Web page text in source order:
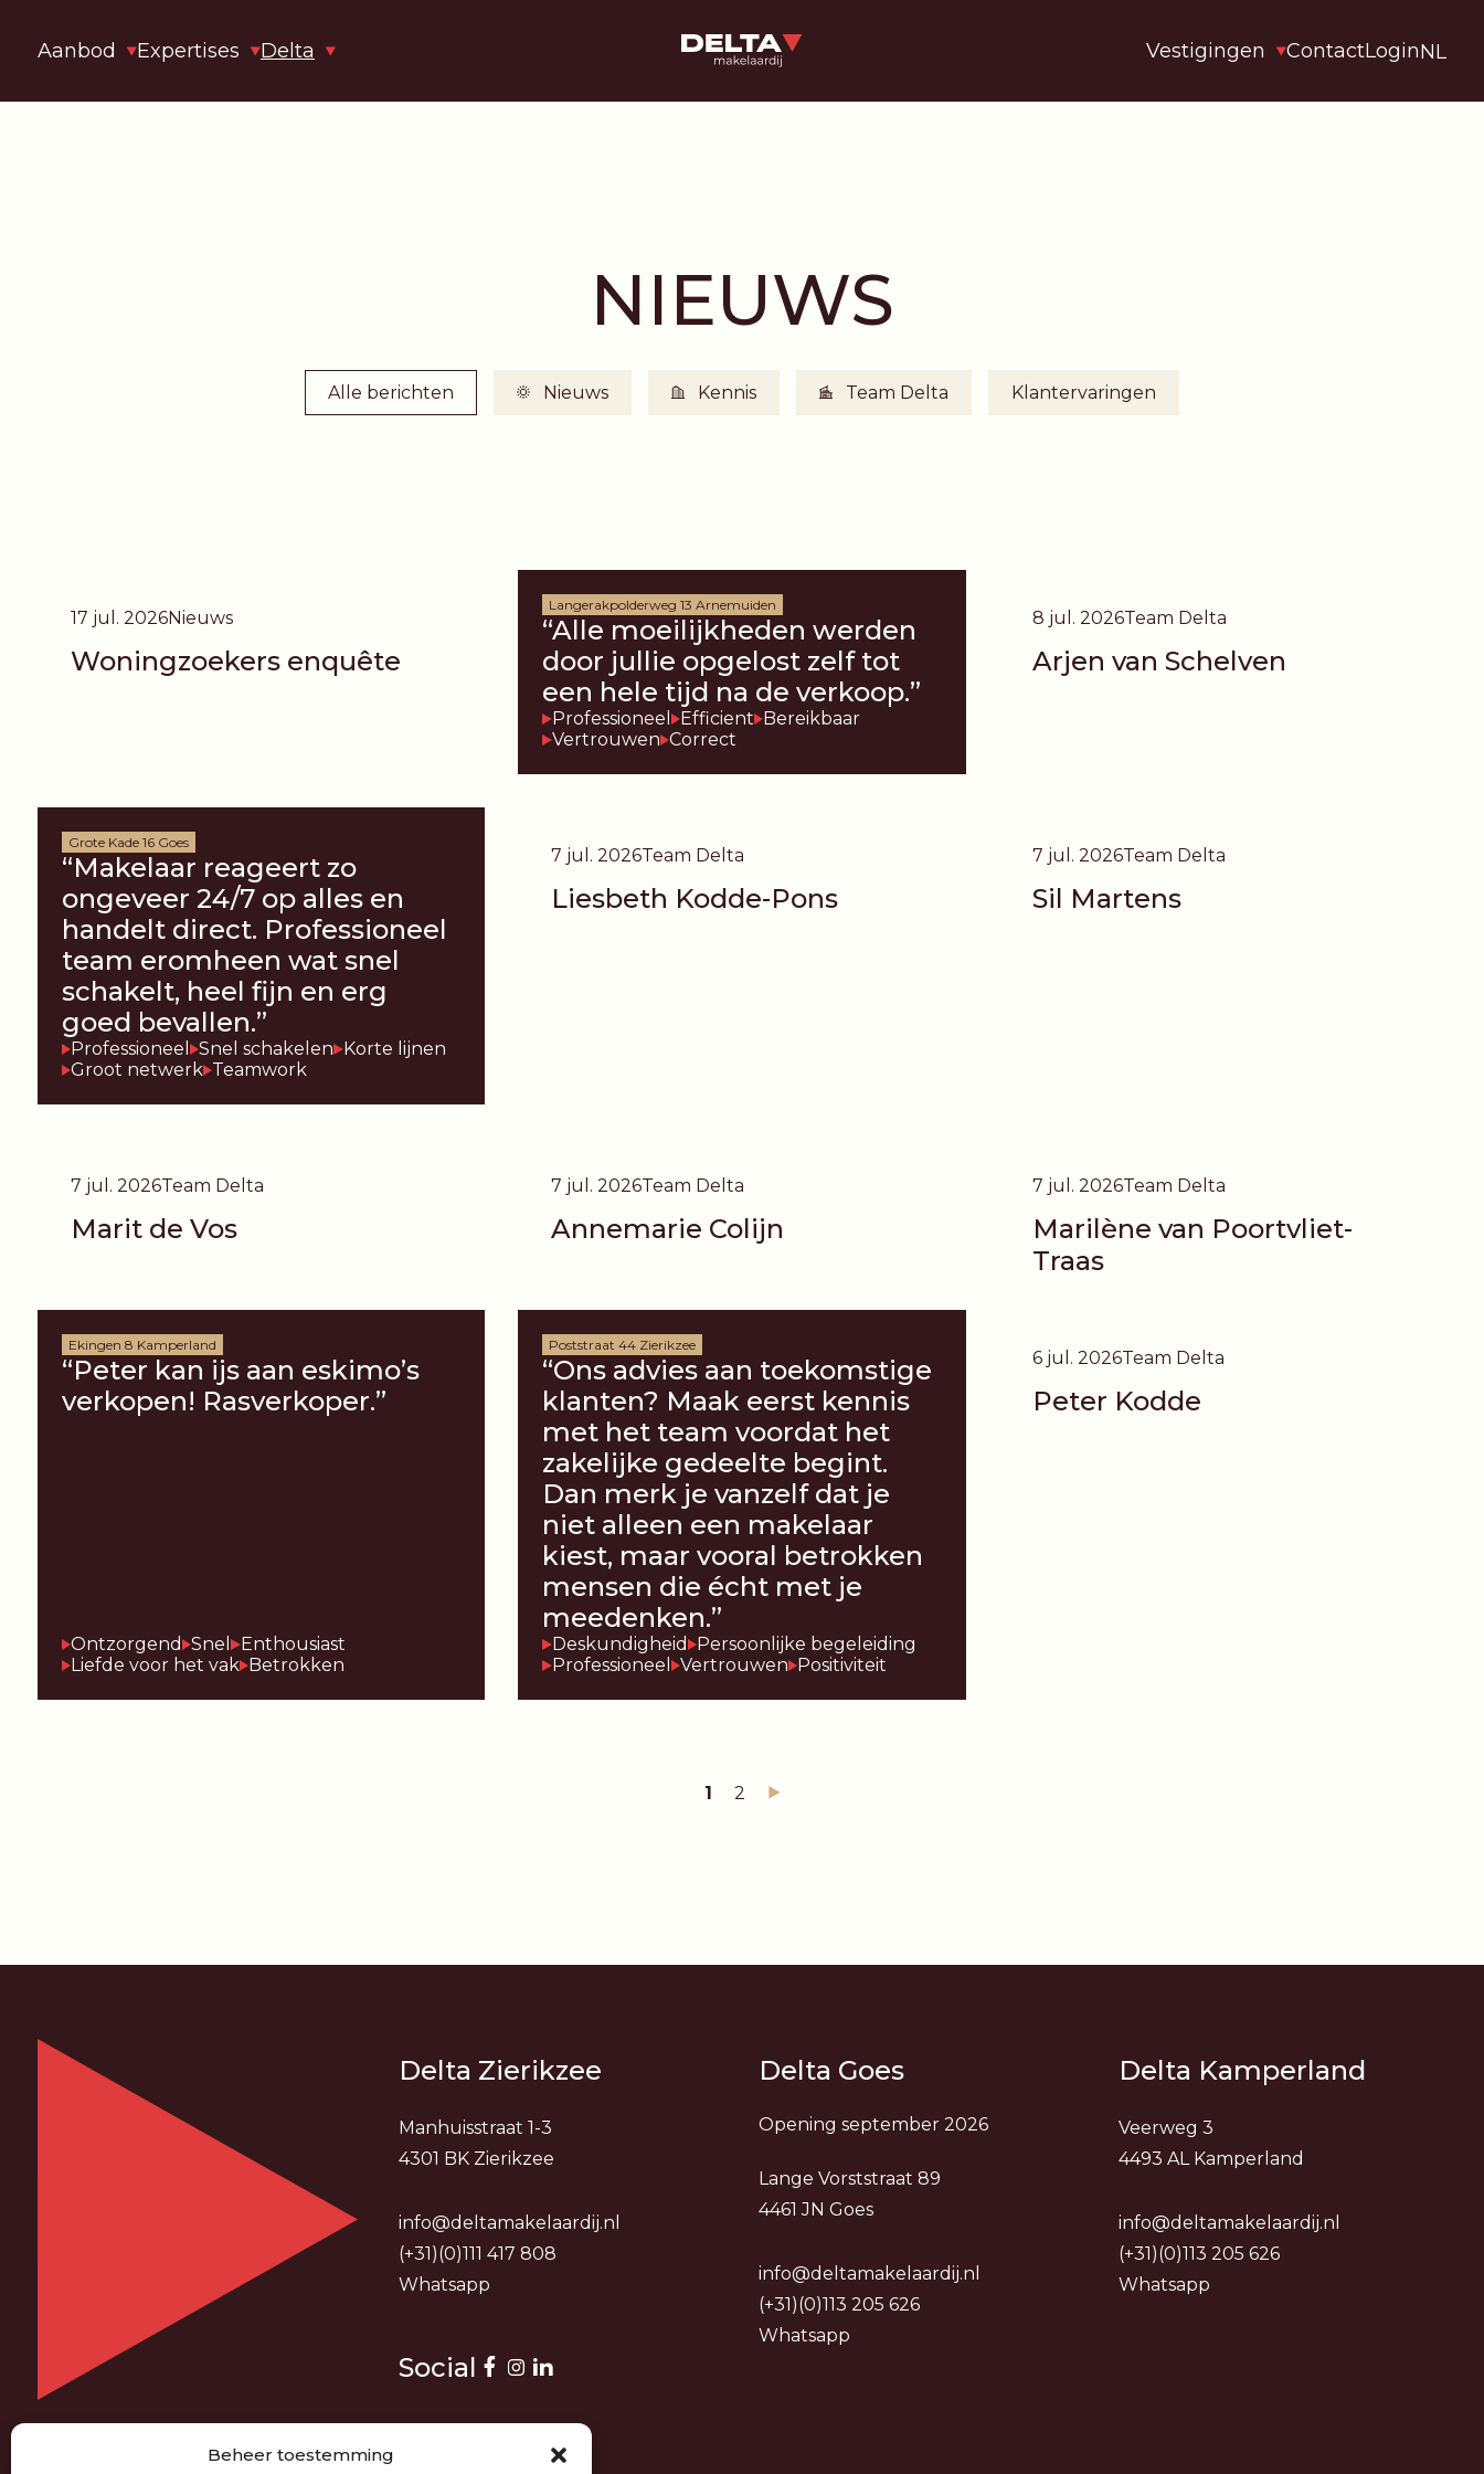
Beheer toestemming
Aanbod Expertises Delta Vestigingen ContactLoginNL
NIEUWS
Alle berichten Nieuws Kennis Team Delta Klantervaringen
17 jul. 2026Nieuws
Woningzoekers enquête
Langerakpolderweg 13 Arnemuiden
“Alle moeilijkheden werden
door jullie opgelost zelf tot
een hele tijd na de verkoop.”
Professioneel Efficient Bereikbaar
Vertrouwen Correct
8 jul. 2026Team Delta
Arjen van Schelven
Grote Kade 16 Goes
“Makelaar reageert zo
ongeveer 24/7 op alles en
handelt direct. Professioneel
team eromheen wat snel
schakelt, heel fijn en erg
goed bevallen.”
Professioneel Snel schakelen Korte lijnen
Groot netwerk Teamwork
7 jul. 2026Team Delta
Liesbeth Kodde-Pons
7 jul. 2026Team Delta
Sil Martens
7 jul. 2026Team Delta
Marit de Vos
7 jul. 2026Team Delta
Annemarie Colijn
7 jul. 2026Team Delta
Marilène van Poortvliet-
Traas
Ekingen 8 Kamperland
“Peter kan ijs aan eskimo’s
verkopen! Rasverkoper.”
Ontzorgend Snel Enthousiast
Liefde voor het vak Betrokken
Poststraat 44 Zierikzee
“Ons advies aan toekomstige
klanten? Maak eerst kennis
met het team voordat het
zakelijke gedeelte begint.
Dan merk je vanzelf dat je
niet alleen een makelaar
kiest, maar vooral betrokken
mensen die écht met je
meedenken.”
Deskundigheid Persoonlijke begeleiding
Professioneel
Vertrouwen Positiviteit
6 jul. 2026Team Delta
Peter Kodde
1 2
Delta Zierikzee
Manhuisstraat 1-3
4301 BK Zierikzee
info@deltamakelaardij.nl
(+31)(0)111 417 808
Whatsapp
Delta Goes
Opening september 2026
Lange Vorststraat 89
4461 JN Goes
info@deltamakelaardij.nl
(+31)(0)113 205 626
Whatsapp
Delta Kamperland
Veerweg 3
4493 AL Kamperland
info@deltamakelaardij.nl
(+31)(0)113 205 626
Whatsapp
Social